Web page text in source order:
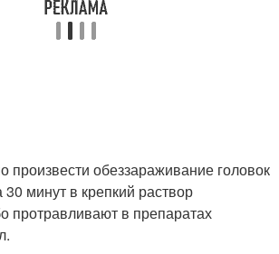
произвести обеззараживание головок
минут в крепкий раствор
протравливают в препаратах